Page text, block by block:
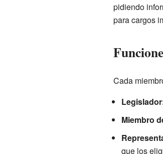
pidiendo
para cargos
Cada
Miembro
que los